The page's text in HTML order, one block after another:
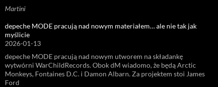
Martini
depeche MODE pracują nad nowym materiałem… ale nie tak jak
myślicie
2026-01-13
depeche MODE pracują nad nowym utworem na składankę
wytwórni WarChildRecords. Obok dM wiadomo, że będą Arctic
Monkeys, Fontaines D.C. i Damon Albarn. Za projektem stoi James
Ford